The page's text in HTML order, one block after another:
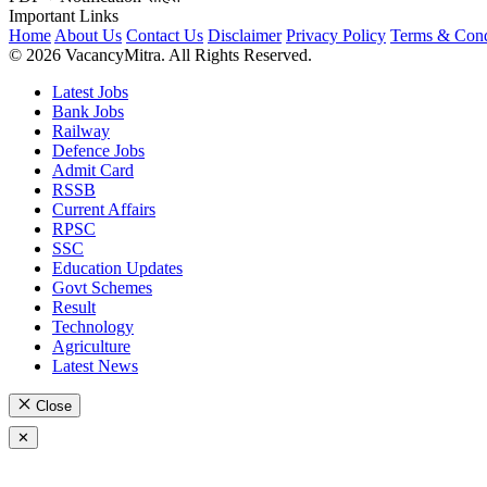
Important Links
Home About Us Contact Us Disclaimer Privacy Policy Terms &
© 2026 VacancyMitra. All Rights Reserved.
Latest Jobs
Bank Jobs
Railway
Defence Jobs
Admit Card
RSSB
Current Affairs
RPSC
SSC
Education Updates
Govt Schemes
Result
Technology
Agriculture
Latest News
Close
✕